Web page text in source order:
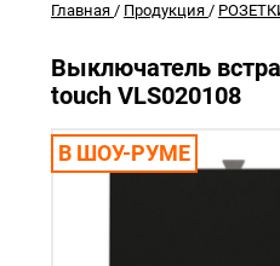
Главная / Продукция /
Выключатель
touch VLS020108
В ШОУ-РУМЕ